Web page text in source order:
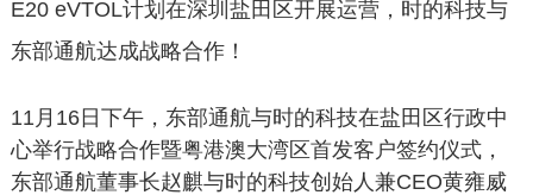
E20 eVTOL计划在深圳盐田区开展运营，时的科技与
东部通航达成战略合作！
11月16日下午，东部通航与时的科技在盐田区行政中
心举行战略合作暨粤港澳大湾区首发客户签约仪式，
东部通航董事长赵麒与时的科技创始人兼CEO黄雍威